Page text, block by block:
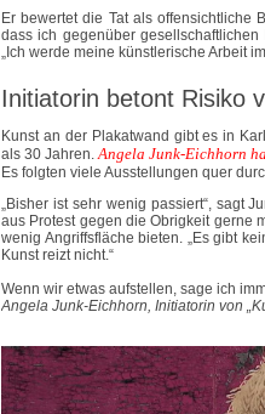
Er bewertet die Tat als offensichtliche
dass ich gegenüber
„Ich werde meine künstlerische Arbeit
Initiatorin betont Risiko
Kunst an der Plakatwand gibt es in
als 30 Jahren.Angela Junk-Eichhorn
Es folgten viele Ausstellungen quer
„Bisher ist sehr wenig passiert“, sagt
aus Protest gegen die Obrigkeit gerne
wenig Angriffsfläche bieten. „Es gibt
Kunst reizt nicht.“
Wenn wir etwas aufstellen, sage ich
Angela Junk-Eichhorn, Initiatorin von